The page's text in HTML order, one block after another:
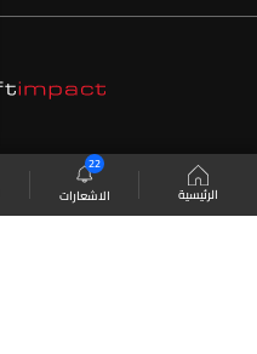
الرئيسية الاشعارات
22
موقع البرامج